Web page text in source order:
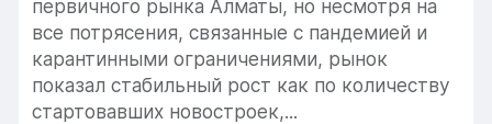
первичного рынка Алматы, но несмотря на
все потрясения, связанные с пандемией и
карантинными ограничениями, рынок
показал стабильный рост как по количеству
стартовавших новостроек,...